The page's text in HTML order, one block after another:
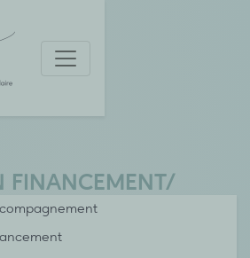
FINANCEMENT/